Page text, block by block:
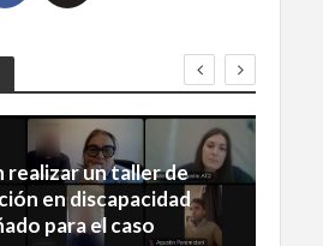
realizar un taller de
en discapacidad
para el caso